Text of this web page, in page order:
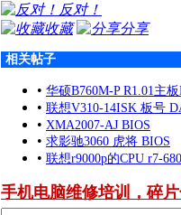
反对！
收藏
分享
相关帖子
• 华硕B760M-P R1.01主
• 联想V310-14ISK 板号
• XMA2007-AJ BIOS
• 求影驰3060 虎将 BIOS
• 联想r9000p的CPU r7-
手机电脑维修培训，碎